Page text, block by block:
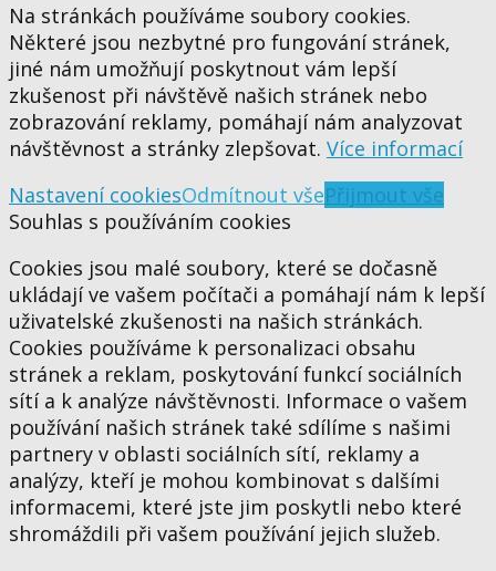
Na stránkách používáme soubory cookies.
Některé jsou nezbytné pro fungování stránek,
jiné nám umožňují poskytnout vám lepší
zkušenost při návštěvě našich stránek nebo
zobrazování reklamy, pomáhají nám analyzovat
návštěvnost a stránky zlepšovat. Více informací
Nastavení cookiesOdmítnout všePřijmout vše
Souhlas s používáním cookies
Cookies jsou malé soubory, které se dočasně
ukládají ve vašem počítači a pomáhají nám k lepší
uživatelské zkušenosti na našich stránkách.
Cookies používáme k personalizaci obsahu
stránek a reklam, poskytování funkcí sociálních
sítí a k analýze návštěvnosti. Informace o vašem
používání našich stránek také sdílíme s našimi
partnery v oblasti sociálních sítí, reklamy a
analýzy, kteří je mohou kombinovat s dalšími
informacemi, které jste jim poskytli nebo které
shromáždili při vašem používání jejich služeb.